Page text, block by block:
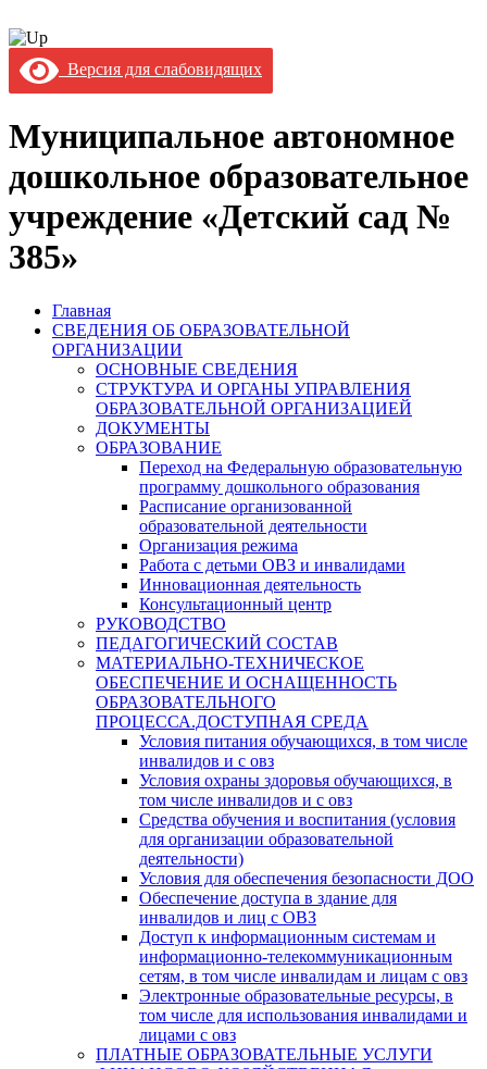
Версия для слабовидящих
Муниципальное автономное
дошкольное образовательное
учреждение «Детский сад №
385»
Главная
СВЕДЕНИЯ ОБ ОБРАЗОВАТЕЛЬНОЙ
ОРГАНИЗАЦИИ
ОСНОВНЫЕ СВЕДЕНИЯ
СТРУКТУРА И ОРГАНЫ УПРАВЛЕНИЯ
ОБРАЗОВАТЕЛЬНОЙ ОРГАНИЗАЦИЕЙ
ДОКУМЕНТЫ
ОБРАЗОВАНИЕ
Переход на Федеральную образовательную
программу дошкольного образования
Расписание организованной
образовательной деятельности
Организация режима
Работа с детьми ОВЗ и инвалидами
Инновационная деятельность
Консультационный центр
РУКОВОДСТВО
ПЕДАГОГИЧЕСКИЙ СОСТАВ
МАТЕРИАЛЬНО-ТЕХНИЧЕСКОЕ
ОБЕСПЕЧЕНИЕ И ОСНАЩЕННОСТЬ
ОБРАЗОВАТЕЛЬНОГО
ПРОЦЕССА.ДОСТУПНАЯ СРЕДА
Условия питания обучающихся, в том числе
инвалидов и с овз
Условия охраны здоровья обучающихся, в
том числе инвалидов и с овз
Средства обучения и воспитания (условия
для организации образовательной
деятельности)
Условия для обеспечения безопасности ДОО
Обеспечение доступа в здание для
инвалидов и лиц с ОВЗ
Доступ к информационным системам и
информационно-телекоммуникационным
сетям, в том числе инвалидам и лицам с овз
Электронные образовательные ресурсы, в
том числе для использования инвалидами и
лицами с овз
ПЛАТНЫЕ ОБРАЗОВАТЕЛЬНЫЕ УСЛУГИ